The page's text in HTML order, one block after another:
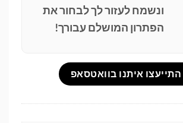
ונשמח לעזור לך לבחור את
הפתרון המושלם עבורך!
התייעצו איתנו בוואטסאפ